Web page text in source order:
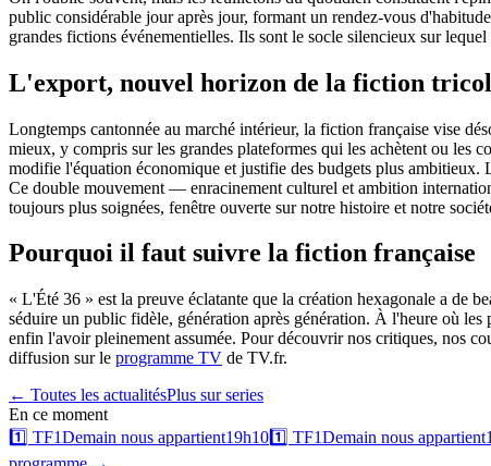
public considérable jour après jour, formant un rendez-vous
grandes fictions événementielles. Ils sont le socle silencieux sur
L'export, nouvel horizon de la fiction
Longtemps cantonnée au marché intérieur, la fiction française vise
mieux, y compris sur les grandes plateformes qui les achètent ou les
modifie l'équation économique et justifie des budgets plus ambitieux.
Ce double mouvement — enracinement culturel et ambition
toujours plus soignées, fenêtre ouverte sur notre histoire et notre
Pourquoi il faut suivre la fiction française
« L'Été 36 » est la preuve éclatante que la création hexagonale a de
séduire un public fidèle, génération après génération. À l'heure où
enfin l'avoir pleinement assumée. Pour découvrir nos critiques, nos
diffusion sur le programme TV de TV.fr.
← Toutes les actualitésPlus surseries
En ce moment
1️⃣ TF1Demain nous appartient19h101️⃣ TF1Demain nous appartient